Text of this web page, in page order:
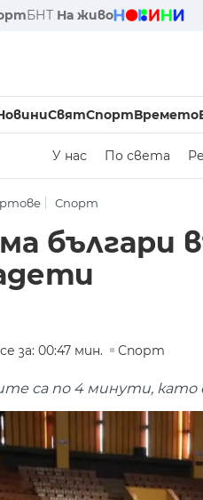
БНТ На живо
СвятСпортВремето
У нас По света
Спорт
българи
за: 00:47 мин. Спорт
са по 4 минути, като